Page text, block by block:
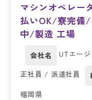
マシンオペレー
払いOK/寮完備/
中/製造 工場
会社名 UTエー
正社員 / 派遣社員
福岡県